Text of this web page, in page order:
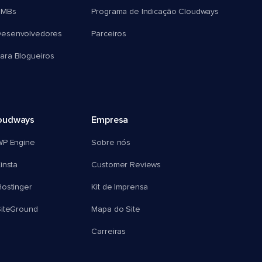
Blogueiros
Programa de Indicação Cloudways
Parceiros
Engine
Empresa
Sobre nós
Customer Reviews
Kit de Imprensa
Mapa do Site
Carreiras